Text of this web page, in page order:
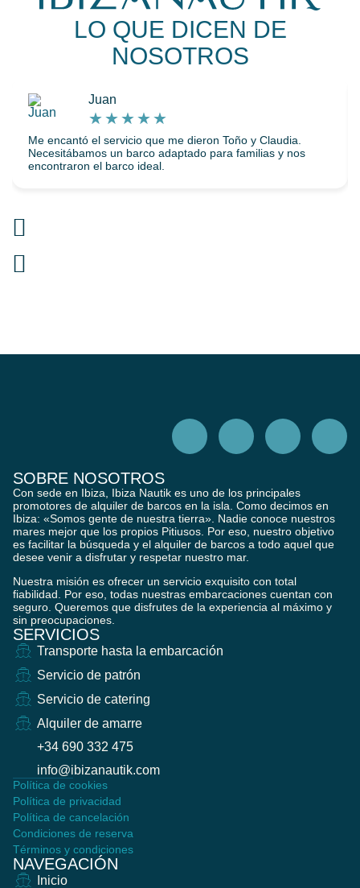
LO QUE DICEN DE
NOSOTROS
Juan
★★★★★
Me encantó el servicio que me dieron Toño y Claudia.
Necesitábamos un barco adaptado para familias y nos
encontraron el barco ideal.
SOBRE NOSOTROS
Con sede en Ibiza, Ibiza Nautik es uno de los principales
promotores de alquiler de barcos en la isla. Como decimos en
Ibiza: «Somos gente de nuestra tierra». Nadie conoce nuestros
mares mejor que los propios Pitiusos. Por eso, nuestro objetivo
es facilitar la búsqueda y el alquiler de barcos a todo aquel que
desee venir a disfrutar y respetar nuestro mar.
Nuestra misión es ofrecer un servicio exquisito con total
fiabilidad. Por eso, todas nuestras embarcaciones cuentan con
seguro. Queremos que disfrutes de la experiencia al máximo y
sin preocupaciones.
SERVICIOS
Transporte hasta la embarcación
Servicio de patrón
Servicio de catering
Alquiler de amarre
+34 690 332 475
info@ibizanautik.com
Política de cookies
Política de privacidad
Política de cancelación
Condiciones de reserva
Términos y condiciones
NAVEGACIÓN
Inicio